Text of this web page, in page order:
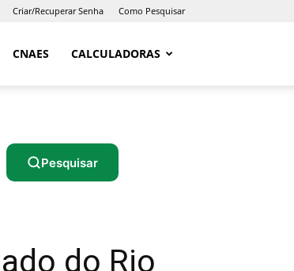
Criar/Recuperar Senha Como Pesquisar
CNAES CALCULADORAS
Pesquisar
do Rio